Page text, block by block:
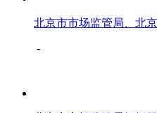
北京市市场监管局、北
-